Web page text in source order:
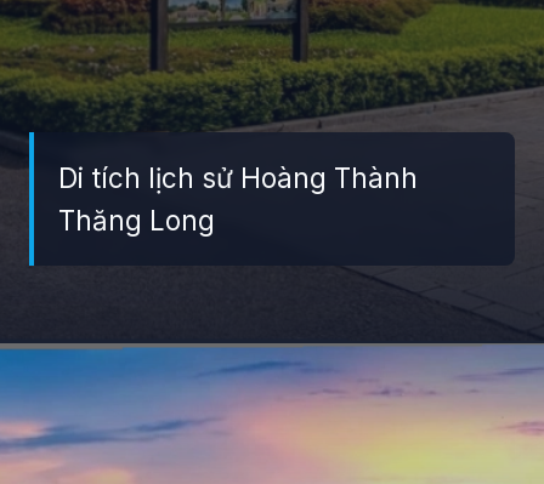
Di tích lịch sử Hoàng Thành
Thăng Long
Đang mở https://giaydabonghana.com/gioi-thieu-ve-mot-di-tich-lich-su